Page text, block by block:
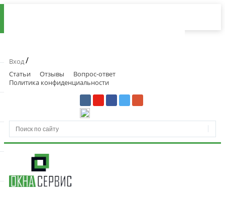
Вход/
Статьи Отзывы
Вопрос-ответ
Политика конфиденциальности